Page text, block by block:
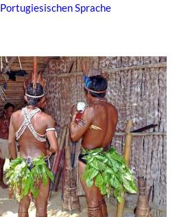
Portugiesischen Sprache